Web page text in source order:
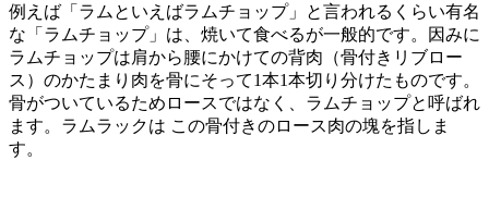
例えば「ラムといえばラムチョップ」と言われるくらい有名
な「ラムチョップ」は、焼いて食べるが一般的です。因みに
ラムチョップは肩から腰にかけての背肉（骨付きリブロー
ス）のかたまり肉を骨にそって1本1本切り分けたものです。
骨がついているためロースではなく、ラムチョップと呼ばれ
ます。ラムラックは この骨付きのロース肉の塊を指しま
す。